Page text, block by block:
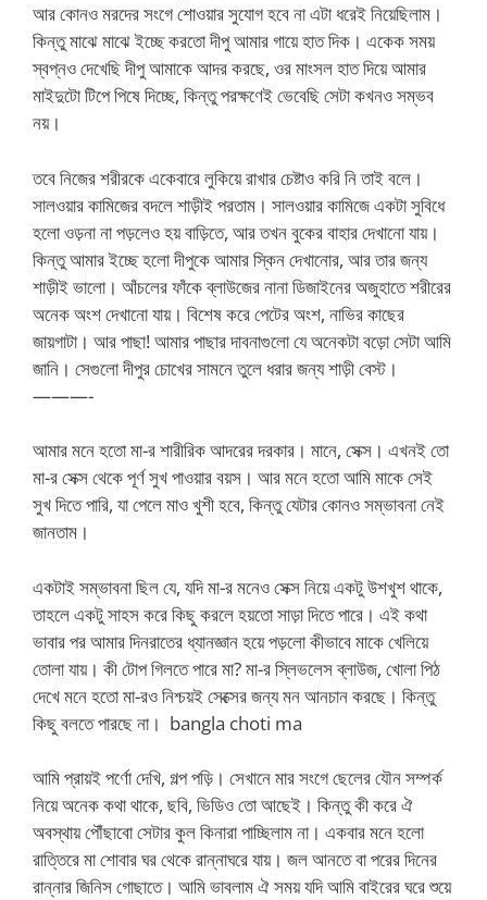
আর কোনও মরদের সংগে শোওয়ার সুযোগ হবে না এটা ধরেই নিয়েছিলাম।
কিন্তু মাঝে মাঝে ইচ্ছে করতো দীপু আমার গায়ে হাত দিক। একেক সময়
স্বপ্নও দেখেছি দীপু আমাকে আদর করছে, ওর মাংসল হাত দিয়ে আমার
মাইদুটো টিপে পিষে দিচ্ছে, কিন্তু পরক্ষণেই ভেবেছি সেটা কখনও সম্ভব
নয়।
তবে নিজের শরীরকে একেবারে লুকিয়ে রাখার চেষ্টাও করি নি তাই বলে।
সালওয়ার কামিজের বদলে শাড়ীই পরতাম। সালওয়ার কামিজে একটা সুবিধে
হলো ওড়না না পড়লেও হয় বাড়িতে, আর তখন বুকের বাহার দেখানো যায়।
কিন্তু আমার ইচ্ছে হলো দীপুকে আমার স্কিন দেখানোর, আর তার জন্য
শাড়ীই ভালো। আঁচলের ফাঁকে ব্লাউজের নানা ডিজাইনের অজুহাতে শরীরের
অনেক অংশ দেখানো যায়। বিশেষ করে পেটের অংশ, নাভির কাছের
জায়গাটা। আর পাছা! আমার পাছার দাবনাগুলো যে অনেকটা বড়ো সেটা আমি
জানি। সেগুলো দীপুর চোখের সামনে তুলে ধরার জন্য শাড়ী বেস্ট।
———-
আমার মনে হতো মা-র শারীরিক আদরের দরকার। মানে, সেক্স। এখনই তো
মা-র সেক্স থেকে পূর্ণ সুখ পাওয়ার বয়স। আর মনে হতো আমি মাকে সেই
সুখ দিতে পারি, যা পেলে মাও খুশী হবে, কিন্তু যেটার কোনও সম্ভাবনা নেই
জানতাম।
একটাই সম্ভাবনা ছিল যে, যদি মা-র মনেও সেক্স নিয়ে একটু উশখুশ থাকে,
তাহলে একটু সাহস করে কিছু করলে হয়তো সাড়া দিতে পারে। এই কথা
ভাবার পর আমার দিনরাতের ধ্যানজ্ঞান হয়ে পড়লো কীভাবে মাকে খেলিয়ে
তোলা যায়। কী টোপ গিলতে পারে মা? মা-র স্লিভলেস ব্লাউজ, খোলা পিঠ
দেখে মনে হতো মা-রও নিশ্চয়ই সেক্সের জন্য মন আনচান করছে। কিন্তু
কিছু বলতে পারছে না। bangla choti ma
আমি প্রায়ই পর্ণো দেখি, গল্প পড়ি। সেখানে মার সংগে ছেলের যৌন সম্পর্ক
নিয়ে অনেক কথা থাকে, ছবি, ভিডিও তো আছেই। কিন্তু কী করে ঐ
অবস্থায় পৌঁছাবো সেটার কুল কিনারা পাচ্ছিলাম না। একবার মনে হলো
রাত্তিরে মা শোবার ঘর থেকে রান্নাঘরে যায়। জল আনতে বা পরের দিনের
রান্নার জিনিস গোছাতে। আমি ভাবলাম ঐ সময় যদি আমি বাইরের ঘরে শুয়ে